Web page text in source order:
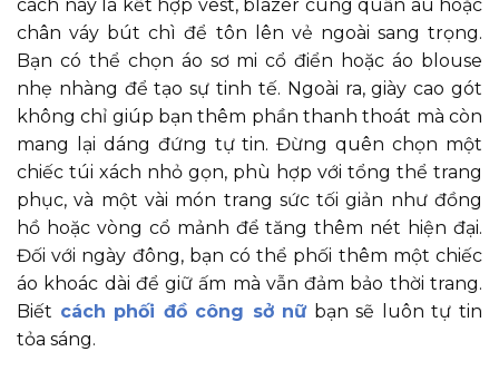
cách này là kết hợp vest, blazer cùng quần âu hoặc
chân váy bút chì để tôn lên vẻ ngoài sang trọng.
Bạn có thể chọn áo sơ mi cổ điển hoặc áo blouse
nhẹ nhàng để tạo sự tinh tế. Ngoài ra, giày cao gót
không chỉ giúp bạn thêm phần thanh thoát mà còn
mang lại dáng đứng tự tin. Đừng quên chọn một
chiếc túi xách nhỏ gọn, phù hợp với tổng thể trang
phục, và một vài món trang sức tối giản như đồng
hồ hoặc vòng cổ mảnh để tăng thêm nét hiện đại.
Đối với ngày đông, bạn có thể phối thêm một chiếc
áo khoác dài để giữ ấm mà vẫn đảm bảo thời trang.
Biết cách phối đồ công sở nữbạn sẽ luôn tự tin
tỏa sáng.